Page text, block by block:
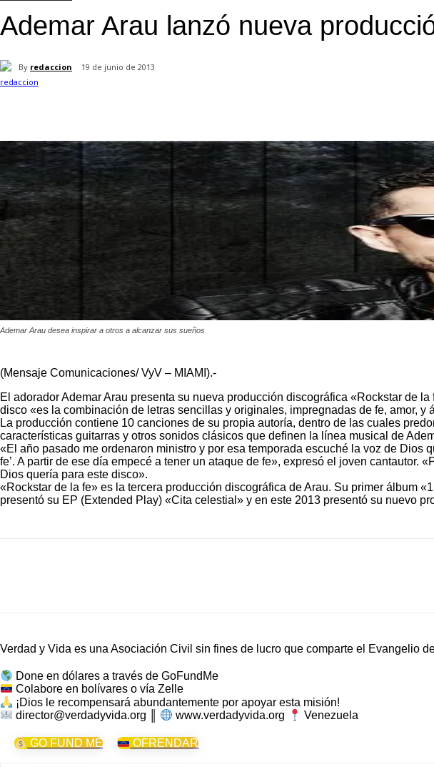
Ademar Arau lanzó nueva
By redaccion 19 de junio de 2013
Ademar Arau desea inspirar a otros a alcanzar sus sueños
(Mensaje Comunicaciones/ VyV – MIAMI).-
El adorador Ademar Arau presenta su nueva producción discográfica «Rockstar de
disco «es la combinación de letras sencillas y originales, impregnadas de fe, amor,
La producción contiene 10 canciones de su propia autoría, dentro de las cuales
características guitarras y otros sonidos clásicos que definen la línea musical de
«El año pasado me ordenaron ministro y por esa temporada escuché la voz de
fe’. A partir de ese día empecé a tener un ataque de fe», expresó el joven
Dios quería para este disco».
«Rockstar de la fe» es la tercera producción discográfica de Arau. Su primer álbum
presentó su EP (Extended Play) «Cita celestial» y en este 2013 presentó su nuevo
Verdad y Vida es una Asociación Civil sin fines de lucro que comparte el Evangelio
Done en dólares a través de GoFundMe
Colabore en bolívares o vía Zelle
¡Dios le recompensará abundantemente por apoyar esta misión!
director@verdadyvida.org ║
www.verdadyvida.org Venezuela
GO FUND ME OFRENDAR